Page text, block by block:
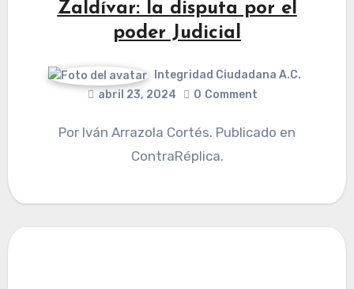
Zaldívar: la disputa por el
poder Judicial
Integridad Ciudadana A.C.
abril 23, 2024
0 Comment
Por Iván Arrazola Cortés. Publicado en
ContraRéplica.